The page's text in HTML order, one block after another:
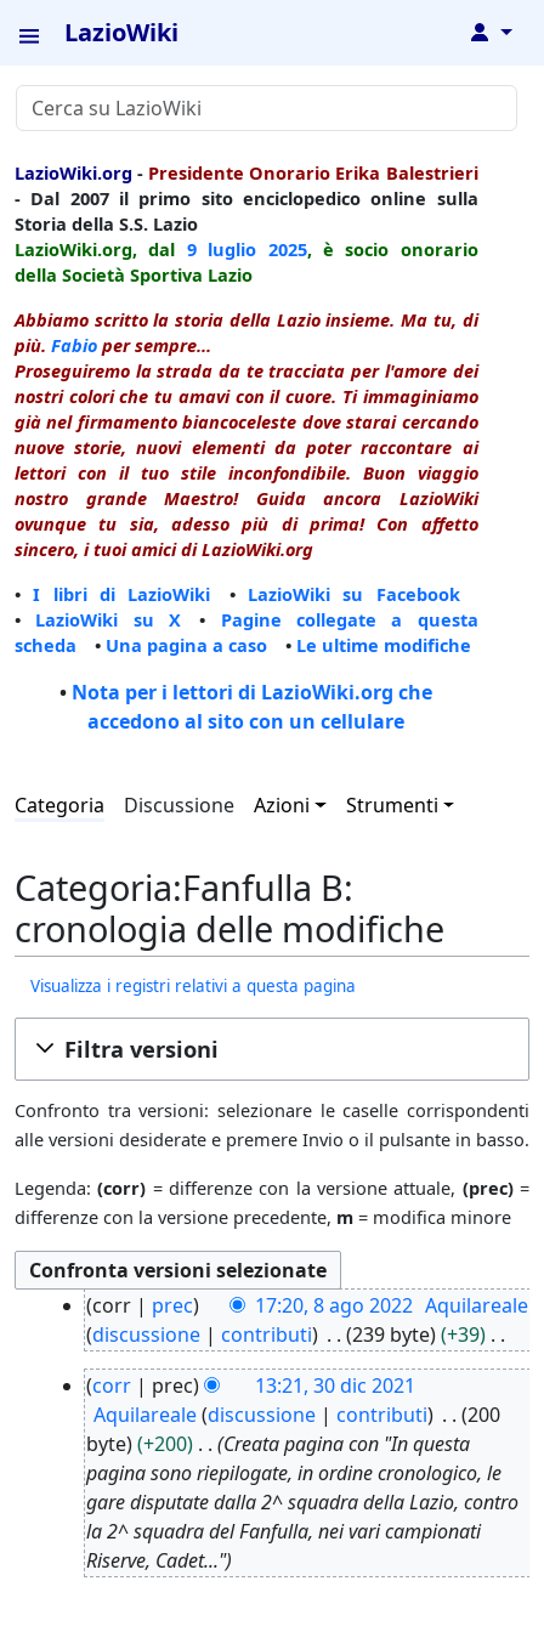
LazioWiki ↓
LazioWiki.org - Presidente Onorario Erika Balestrieri
- Dal 2007 il primo sito enciclopedico online sulla
Storia della S.S. Lazio
LazioWiki.org, dal 9 luglio 2025, è socio onorario
della Società Sportiva Lazio
Abbiamo scritto la storia della Lazio insieme. Ma tu, di
più. Fabio per sempre...
Proseguiremo la strada da te tracciata per l'amore dei
nostri colori che tu amavi con il cuore. Ti immaginiamo
già nel firmamento biancoceleste dove starai cercando
nuove storie, nuovi elementi da poter raccontare ai
lettori con il tuo stile inconfondibile. Buon viaggio
nostro grande Maestro! Guida ancora LazioWiki
ovunque tu sia, adesso più di prima! Con affetto
sincero, i tuoi amici di LazioWiki.org
•I libri di LazioWiki • LazioWiki su Facebook
• LazioWiki su X • Pagine collegate a questa
scheda • Una pagina a caso • Le ultime modifiche
• Nota per i lettori di LazioWiki.org che
accedono al sito con un cellulare
Categoria Discussione Azioni Strumenti
Categoria:Fanfulla B:
cronologia delle modifiche
Visualizza i registri relativi a questa pagina
Filtra versioni
Confronto tra versioni: selezionare le caselle corrispondenti
alle versioni desiderate e premere Invio o il pulsante in basso.
Legenda:(corr) = differenze con la versione attuale, (prec)=
differenze con la versione precedente, m = modifica minore
corr prec 17:20, 8 ago 2022 Aquilareale
discussione
contributi 239 byte
+39
N
e
s
s
u
n
o
g
corr prec
13:21, 30 dic 2021
Aquilareale discussione contributi
200
byte
+200
Creata pagina con "In questa
pagina sono riepilogate, in ordine cronologico, le
gare disputate dalla 2^ squadra della Lazio, contro
la 2^ squadra del Fanfulla, nei vari campionati
Riserve, Cadet..."